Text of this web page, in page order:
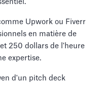
Upwork ou Fiverr
en matière de
250 dollars de l'heure
expertise.
d'un pitch deck